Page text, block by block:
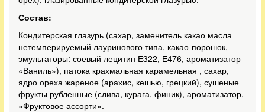
Состав:
Кондитерская глазурь (сахар, заменитель какао масла
нетемперируемый лауринового типа, какао-порошок,
эмульгаторы: соевый лецитин Е322, Е476, ароматизатор
«Ваниль»), патока крахмальная карамельная , сахар,
ядро ореха жареное (арахис, кешью, грецкий), сушеные
фрукты рубленные (слива, курага, финик), ароматизатор,
«Фруктовое ассорти».